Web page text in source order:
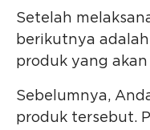
Setelah
berikutnya
produk yang
Sebelumnya,
produk tersebut.